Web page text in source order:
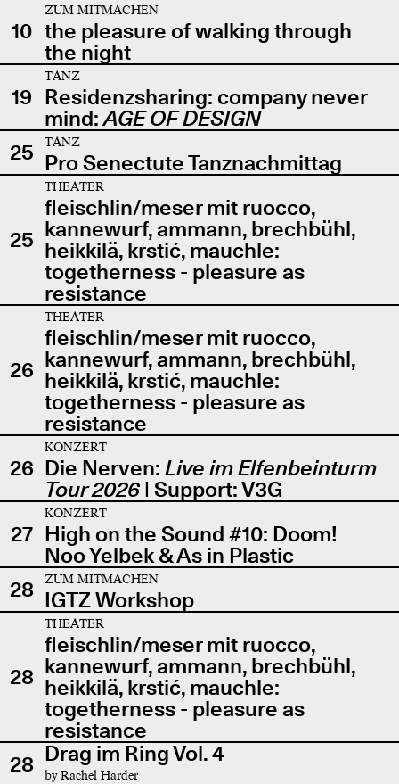
10
ZUM MITMACHEN
the pleasure of walking through
the night
19
TANZ
Residenzsharing: company never
mind:AGE OF DESIGN
25
TANZ
Pro Senectute Tanznachmittag
25
THEATER
fleischlin/meser mit ruocco,
kannewurf, ammann, brechbühl,
heikkilä, krstić, mauchle:
togetherness - pleasure as
resistance
26
THEATER
fleischlin/meser mit ruocco,
kannewurf, ammann, brechbühl,
heikkilä, krstić, mauchle:
togetherness - pleasure as
resistance
26
KONZERT
Die Nerven: Live im Elfenbeinturm
Tour 2026| Support: V3G
27
KONZERT
High on the Sound #10: Doom!
Noo Yelbek & As in Plastic
28
ZUM MITMACHEN
IGTZ Workshop
28
THEATER
fleischlin/meser mit ruocco,
kannewurf, ammann, brechbühl,
heikkilä, krstić, mauchle:
togetherness - pleasure as
resistance
28 Drag im Ring Vol. 4
by Rachel Harder